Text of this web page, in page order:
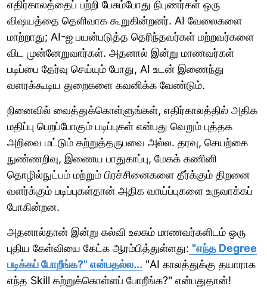
எதிர்காலத்தைப் பற்றி பேசும்போது நிபுணர்கள் ஒரு
விஷயத்தை தெளிவாக கூறுகின்றனர். AI வேலைகளை
மாற்றாது; AI-ஐ பயன்படுத்த தெரிந்தவர்கள் மற்றவர்களை
விட முன்னேறுவார்கள். அதனால் இன்று மாணவர்கள்
படிப்பை தேர்வு செய்யும் போது, AI உடன் இணைந்து
வளரக்கூடிய துறைகளை கவனிக்க வேண்டும்.
நினைவில் வைத்துக்கொள்ளுங்கள், எதிர்காலத்தில் அதிக
மதிப்பு பெறப்போகும் படிப்புகள் என்பது வெறும் புத்தக
அறிவை மட்டும் கற்றுத்தருபவை அல்ல. தரவு, செயற்கை
நுண்ணறிவு, இணைய பாதுகாப்பு, மேகக் கணினி
தொழில்நுட்பம் மற்றும் பிரச்சினைகளை தீர்க்கும் திறனை
வளர்க்கும் படிப்புகள்தான் அதிக வாய்ப்புகளை உருவாக்கப்
போகின்றன.
அதனால்தான் இன்று கல்வி உலகம் மாணவர்களிடம் ஒரு
புதிய கேள்வியை கேட்க ஆரம்பித்துள்ளது: "எந்த Degree
படிக்கப் போறீங்க?" என்பதல்ல... "AI காலத்துக்கு தயாராக
எந்த Skill கற்றுக்கொள்ளப் போறீங்க?" என்பதுதான்!